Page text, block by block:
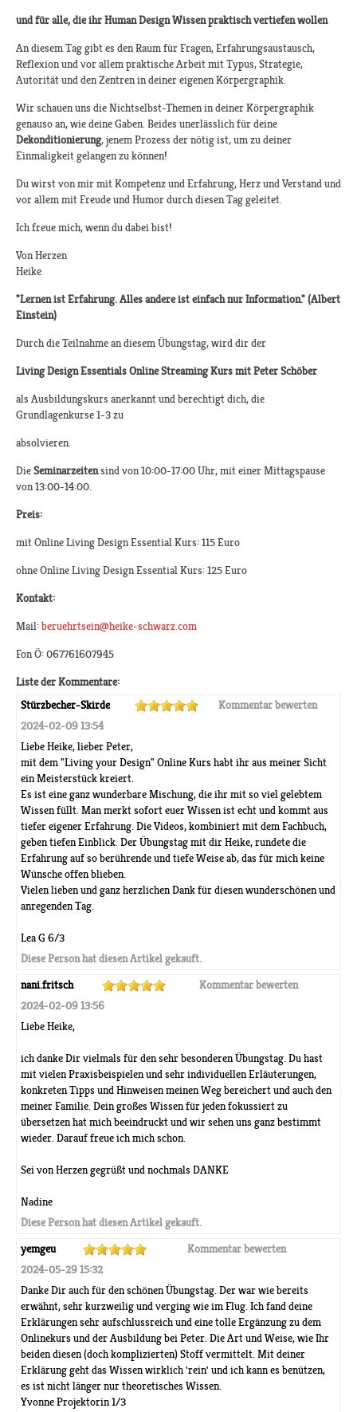
und für alle, die ihr Human Design Wissen praktisch vertiefen wollen
An diesem Tag gibt es den Raum für Fragen, Erfahrungsaustausch,
Reflexion und vor allem praktische Arbeit mit Typus, Strategie,
Autorität und den Zentren in deiner eigenen Körpergraphik.
Wir schauen uns die Nichtselbst-Themen in deiner Körpergraphik
genauso an, wie deine Gaben. Beides unerlässlich für deine
Dekonditionierung, jenem Prozess der nötig ist, um zu deiner
Einmaligkeit gelangen zu können!
Du wirst von mir mit Kompetenz und Erfahrung, Herz und Verstand und
vor allem mit Freude und Humor durch diesen Tag geleitet.
Ich freue mich, wenn du dabei bist!
Von Herzen
Heike
"Lernen ist Erfahrung. Alles andere ist einfach nur Information." (Albert
Einstein)
Durch die Teilnahme an diesem Übungstag, wird dir der
Living Design Essentials Online Streaming Kurs mit Peter Schöber
als Ausbildungskurs anerkannt und berechtigt dich, die
Grundlagenkurse 1-3 zu
absolvieren.
DieSeminarzeitensind von 10:00-17:00 Uhr, mit einer Mittagspause
von 13:00-14:00.
Preis:
mit Online Living Design Essential Kurs: 115 Euro
ohne Online Living Design Essential Kurs: 125 Euro
Kontakt:
Mail:beruehrtsein@heike-schwarz.com
Fon Ö: 067761607945
Liste der Kommentare:
Stürzbecher-Skirde
Kommentar bewerten
2024-02-09 13:54
Liebe Heike, lieber Peter,
mit dem "Living your Design" Online Kurs habt ihr aus meiner Sicht
ein Meisterstück kreiert.
Es ist eine ganz wunderbare Mischung, die ihr mit so viel gelebtem
Wissen füllt. Man merkt sofort euer Wissen ist echt und kommt aus
tiefer eigener Erfahrung. Die Videos, kombiniert mit dem Fachbuch,
geben tiefen Einblick. Der Übungstag mit dir Heike, rundete die
Erfahrung auf so berührende und tiefe Weise ab, das für mich keine
Wünsche offen blieben.
Vielen lieben und ganz herzlichen Dank für diesen wunderschönen und
anregenden Tag.
Lea G 6/3
Diese Person hat diesen Artikel gekauft.
nani.fritsch
Kommentar bewerten
2024-02-09 13:56
Liebe Heike,
ich danke Dir vielmals für den sehr besonderen Übungstag. Du hast
mit vielen Praxisbeispielen und sehr individuellen Erläuterungen,
konkreten Tipps und Hinweisen meinen Weg bereichert und auch den
meiner Familie. Dein großes Wissen für jeden fokussiert zu
übersetzen hat mich beeindruckt und wir sehen uns ganz bestimmt
wieder. Darauf freue ich mich schon.
Sei von Herzen gegrüßt und nochmals DANKE
Nadine
Diese Person hat diesen Artikel gekauft.
yemgeu
Kommentar bewerten
2024-05-29 15:32
Danke Dir auch für den schönen Übungstag. Der war wie bereits
erwähnt, sehr kurzweilig und verging wie im Flug. Ich fand deine
Erklärungen sehr aufschlussreich und eine tolle Ergänzung zu dem
Onlinekurs und der Ausbildung bei Peter. Die Art und Weise, wie Ihr
beiden diesen (doch komplizierten) Stoff vermittelt. Mit deiner
Erklärung geht das Wissen wirklich 'rein' und ich kann es benützen,
es ist nicht länger nur theoretisches Wissen.
Yvonne Projektorin 1/3